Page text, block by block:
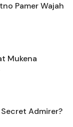
Pamer Wajah
Mukena
Admirer?